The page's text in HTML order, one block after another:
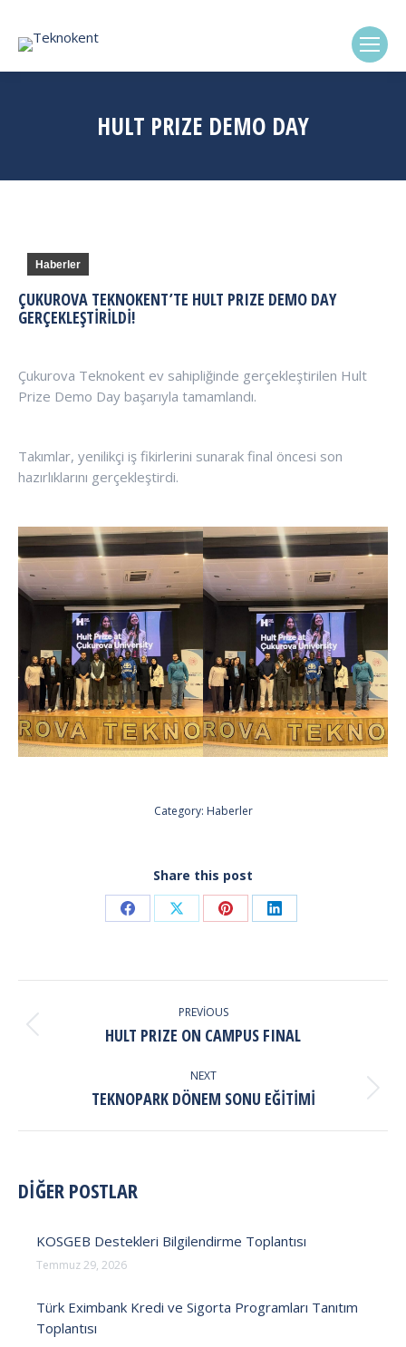
HULT PRIZE DEMO DAY
Haberler
ÇUKUROVA TEKNOKENT’TE HULT PRIZE DEMO DAY
GERÇEKLEŞTIRILDI!
Çukurova Teknokent ev sahipliğinde gerçekleştirilen Hult
Prize Demo Day başarıyla tamamlandı.
Takımlar, yenilikçi iş fikirlerini sunarak final öncesi son
hazırlıklarını gerçekleştirdi.
Category: Haberler
Share this post
Share
Facebook
Share
X
Share
Pinterest
Share
LinkedIn
NAVIGATION
PREVIOUS
Previous
HULT PRIZE ON CAMPUS FINAL
NEXT
Next
TEKNOPARK DÖNEM SONU EĞITIMI
DİĞER POSTLAR
KOSGEB Destekleri Bilgilendirme Toplantısı
Temmuz 29, 2026
Türk Eximbank Kredi ve Sigorta Programları Tanıtım
Toplantısı